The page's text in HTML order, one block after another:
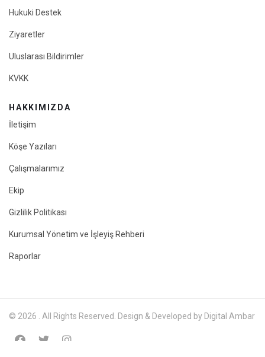
Hukuki Destek
Ziyaretler
Uluslarası Bildirimler
KVKK
HAKKIMIZDA
İletişim
Köşe Yazıları
Çalışmalarımız
Ekip
Gizlilik Politikası
Kurumsal Yönetim ve İşleyiş Rehberi
Raporlar
© 2026 . All Rights Reserved. Design & Developed by Digital Ambar